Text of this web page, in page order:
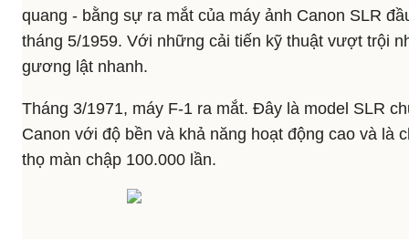
quang - bằng sự ra mắt của máy ảnh Canon SLR
tháng 5/1959. Với những cải tiến kỹ thuật vượt trội
gương lật nhanh.
Tháng 3/1971, máy F-1 ra mắt. Đây là model SLR
Canon với độ bền và khả năng hoạt động cao và là
thọ màn chập 100.000 lần.